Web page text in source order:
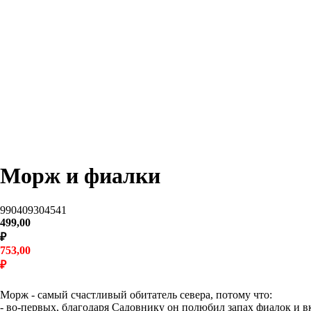
Морж и фиалки
990409304541
499,00
₽
753,00
₽
Морж - самый счастливый обитатель севера, потому что:
- во-первых, благодаря Садовнику он полюбил запах фиалок и